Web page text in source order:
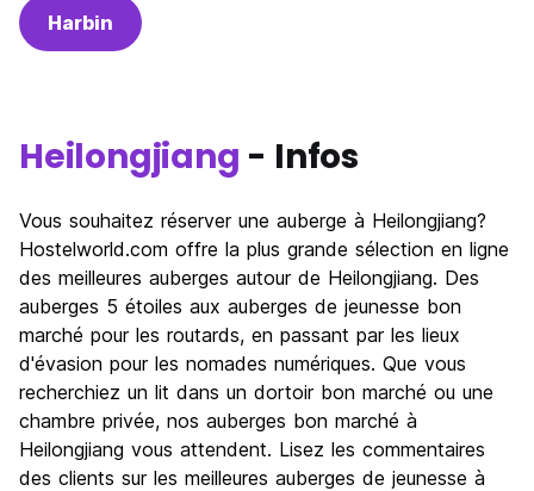
Harbin
Heilongjiang - Infos
Vous souhaitez réserver une auberge à Heilongjiang?
Hostelworld.com offre la plus grande sélection en ligne
des meilleures auberges autour de Heilongjiang. Des
auberges 5 étoiles aux auberges de jeunesse bon
marché pour les routards, en passant par les lieux
d'évasion pour les nomades numériques. Que vous
recherchiez un lit dans un dortoir bon marché ou une
chambre privée, nos auberges bon marché à
Heilongjiang vous attendent. Lisez les commentaires
des clients sur les meilleures auberges de jeunesse à